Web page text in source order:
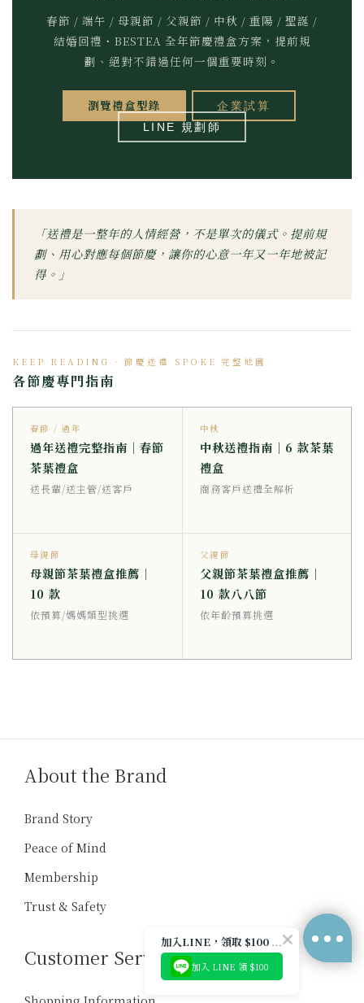
春節 / 端午 / 母親節 / 父親節 / 中秋 / 重陽 / 聖誕 /
結婚回禮・BESTEA 全年節慶禮盒方案，提前規
劃、絕對不錯過任何一個重要時刻。
瀏覽禮盒型錄
企業試算
LINE 規劃師
「送禮是一整年的人情經營，不是單次的儀式。提前規
劃、用心對應每個節慶，讓你的心意一年又一年地被記
得。」
KEEP READING · 節慶送禮 SPOKE 完整地圖
各節慶專門指南
春節 / 過年
過年送禮完整指南｜春節
茶葉禮盒
送長輩/送主管/送客戶
中秋
中秋送禮指南｜6 款茶葉
禮盒
商務客戶送禮全解析
母親節
母親節茶葉禮盒推薦｜
10 款
依預算/媽媽類型挑選
父親節
父親節茶葉禮盒推薦｜
10 款八八節
依年齡預算挑選
About the Brand
Brand Story
Peace of Mind
Membership
Trust & Safety
Customer Services
天下第一好茶
加入LINE，領取 $100 優惠券
加入 LINE 領 $100